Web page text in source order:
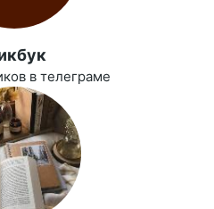
в телеграме